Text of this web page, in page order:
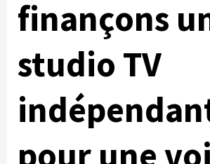
finançons
studio TV